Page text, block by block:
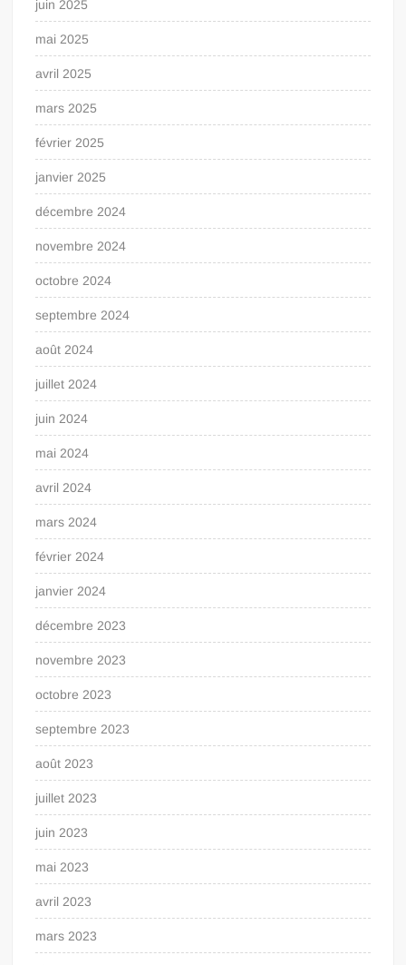
juin 2025
mai 2025
avril 2025
mars 2025
février 2025
janvier 2025
décembre 2024
novembre 2024
octobre 2024
septembre 2024
août 2024
juillet 2024
juin 2024
mai 2024
avril 2024
mars 2024
février 2024
janvier 2024
décembre 2023
novembre 2023
octobre 2023
septembre 2023
août 2023
juillet 2023
juin 2023
mai 2023
avril 2023
mars 2023